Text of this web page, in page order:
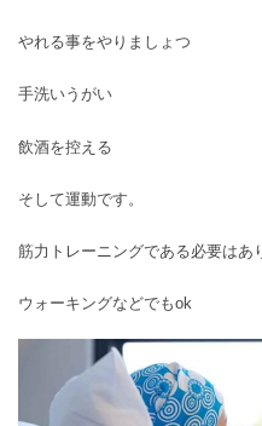
やれる事をやりましょつ
手洗いうがい
飲酒を控える
そして運動です。
筋力トレーニングである必要はあ
ウォーキングなどでもok